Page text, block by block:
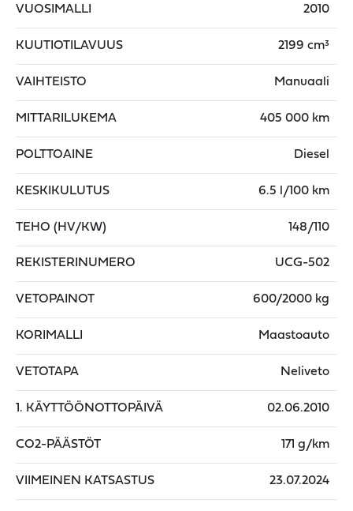
VUOSIMALLI 2010
KUUTIOTILAVUUS 2199 cm³
VAIHTEISTO Manuaali
MITTARILUKEMA 405 000 km
POLTTOAINE Diesel
KESKIKULUTUS 6.5 l/100 km
TEHO (HV/KW) 148/110
REKISTERINUMERO UCG-502
VETOPAINOT 600/2000 kg
KORIMALLI Maastoauto
VETOTAPA Neliveto
1. KÄYTTÖÖNOTTOPÄIVÄ 02.06.2010
CO2-PÄÄSTÖT 171 g/km
VIIMEINEN KATSASTUS 23.07.2024